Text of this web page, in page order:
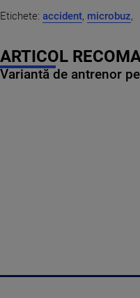
Etichete: accident, microbuz,
ARTICOL
Variantă de antrenor